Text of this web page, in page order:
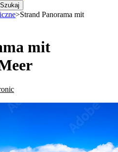
Szukaj
>Strand Panorama mit
mit